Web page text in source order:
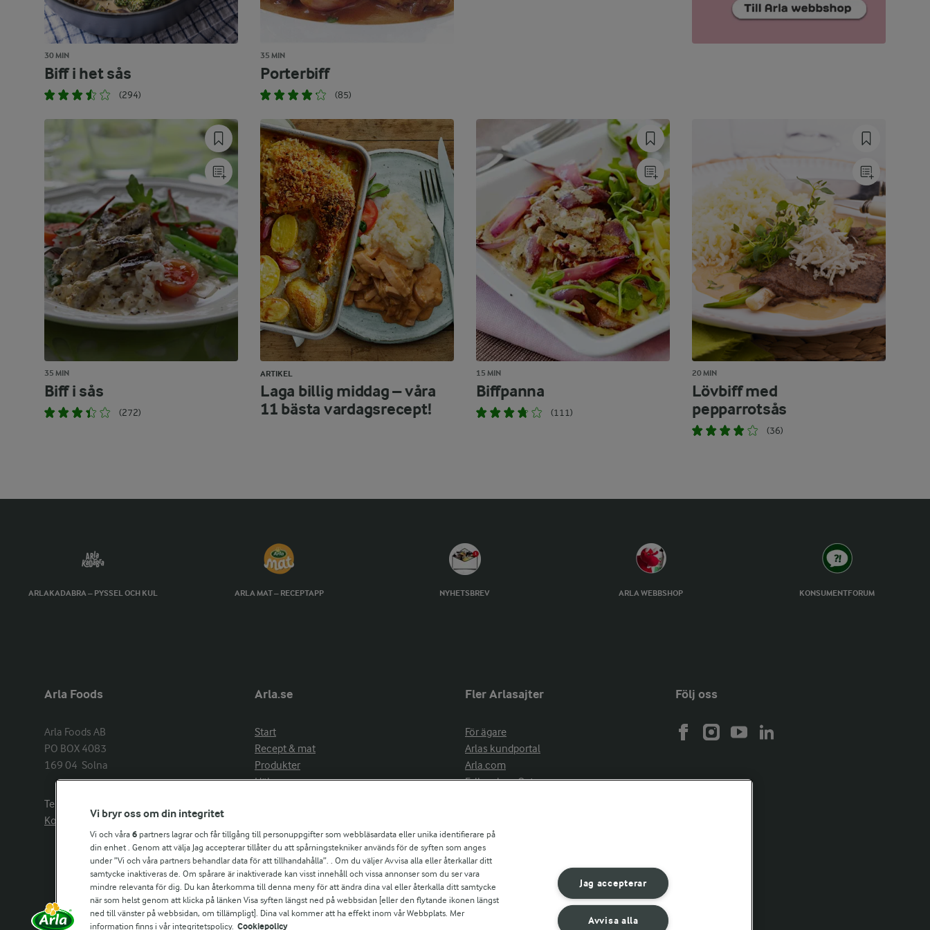
30 MIN
Biff i het sås
(294)
35 MIN
Porterbiff
(85)
35 MIN
Biff i sås
(272)
ARTIKEL
Laga billig middag – våra
11 bästa vardagsrecept!
15 MIN
Biffpanna
(111)
20 MIN
Lövbiff med
pepparrotsås
(36)
ARLAKADABRA – PYSSEL OCH KUL ARLA MAT – RECEPTAPP NYHETSBREV ARLA WEBBSHOP KONSUMENTFORUM
Arla Foods
Arla Foods AB
PO BOX 4083
169 04  Solna
Telefon:
Kontakta oss
Arla.se
Start
Recept & mat
Produkter
Hälsa
Aktuellt
Om Arla
Nyheter & press
Jobb & karriär
Kontakta oss
Fler Arlasajter
För ägare
Arlas kundportal
Arla.com
Falbygdens Ost
Följ oss
Vi bryr oss om din integritet
Vi och våra 6 partners lagrar och får tillgång till personuppgifter som webbläsardata eller unika identifierare på
din enhet . Genom att välja Jag accepterar tillåter du att spårningstekniker används för de syften som anges
under ”Vi och våra partners behandlar data för att tillhandahålla”. . Om du väljer Avvisa alla eller återkallar ditt
samtycke inaktiveras de. Om spårare är inaktiverade kan visst innehåll och vissa annonser som du ser vara
mindre relevanta för dig. Du kan återkomma till denna meny för att ändra dina val eller återkalla ditt samtycke
när som helst genom att klicka på länken Visa syften längst ned på webbsidan [eller den flytande ikonen längst
ned till vänster på webbsidan, om tillämpligt]. Dina val kommer att ha effekt inom vår Webbplats. Mer
information finns i vår integritetspolicy. Cookiepolicy
Jag accepterar
Avvisa alla